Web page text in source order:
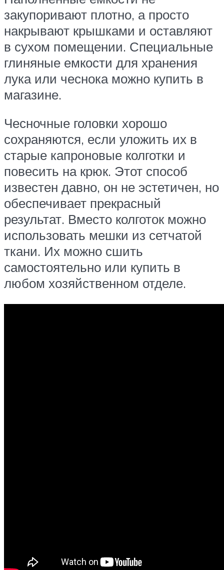
закупоривают плотно, а просто
накрывают крышками и оставляют
в сухом помещении. Специальные
глиняные емкости для хранения
лука или чеснока можно купить в
магазине.
Чесночные головки хорошо
сохраняются, если уложить их в
старые капроновые колготки и
повесить на крюк. Этот способ
известен давно, он не эстетичен, но
обеспечивает прекрасный
результат. Вместо колготок можно
использовать мешки из сетчатой
ткани. Их можно сшить
самостоятельно или купить в
любом хозяйственном отделе.